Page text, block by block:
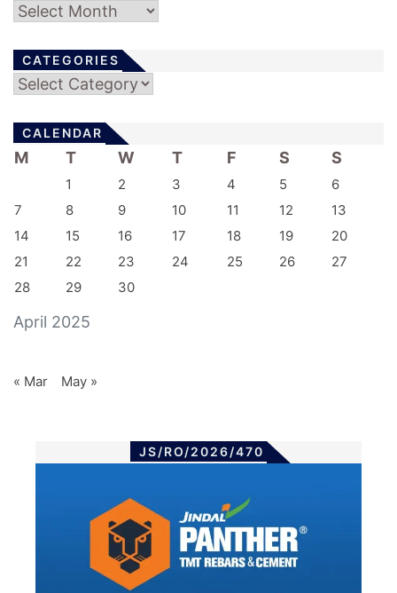
Archives
CATEGORIES
Categories
CALENDAR
April 2025
M T W T F S S
1 2 3 4 5
6
7
8 9 10 11 12
13
14
15 16 17 18 19
20
21
22 23 24 25 26
27
28
29 30
« Mar May »
JS/RO/2026/470